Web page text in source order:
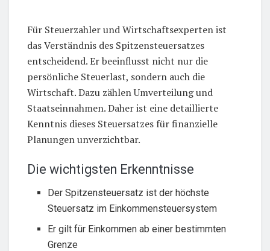
Für Steuerzahler und Wirtschaftsexperten ist
das Verständnis des Spitzensteuersatzes
entscheidend. Er beeinflusst nicht nur die
persönliche Steuerlast, sondern auch die
Wirtschaft. Dazu zählen Umverteilung und
Staatseinnahmen. Daher ist eine detaillierte
Kenntnis dieses Steuersatzes für finanzielle
Planungen unverzichtbar.
Die wichtigsten Erkenntnisse
Der Spitzensteuersatz ist der höchste
Steuersatz im Einkommensteuersystem
Er gilt für Einkommen ab einer bestimmten
Grenze